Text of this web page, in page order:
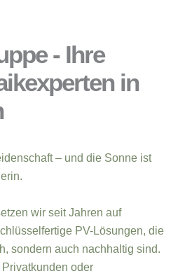
- Ihre
in
– und die Sonne ist
wir seit Jahren auf
PV-Lösungen, die
sondern auch nachhaltig sind.
oder